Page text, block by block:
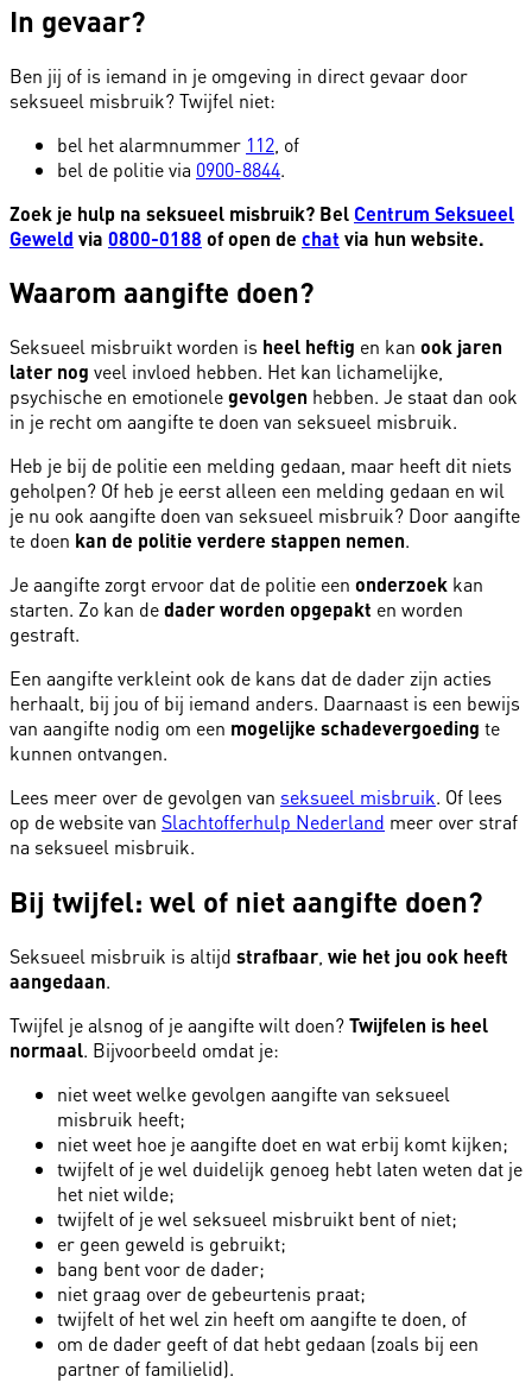
In gevaar?
Ben jij of is iemand in je omgeving in direct gevaar door
seksueel misbruik? Twijfel niet:
bel het alarmnummer 112 , of
bel de politie via 0900-8844.
Zoek je hulp na seksueel misbruik? Bel Centrum Seksueel
Geweld via 0800-0188 of open de chat via hun website.
Waarom aangifte doen?
Seksueel misbruikt worden is heel heftig en kan ook jaren
later nog veel invloed hebben. Het kan lichamelijke,
psychische en emotionelegevolgen hebben. Je staat dan ook
in je recht om aangifte te doen van seksueel misbruik.
Heb je bij de politie een melding gedaan, maar heeft dit niets
geholpen? Of heb je eerst alleen een melding gedaan en wil
je nu ook aangifte doen van seksueel misbruik? Door aangifte
te doen kan de politie verdere stappen nemen.
Je aangifte zorgt ervoor dat de politie een onderzoek kan
starten. Zo kan dedader worden opgepakt en worden
gestraft.
Een aangifte verkleint ook de kans dat de dader zijn acties
herhaalt, bij jou of bij iemand anders. Daarnaast is een bewijs
van aangifte nodig om een mogelijke schadevergoeding te
kunnen ontvangen.
Lees meer over de gevolgen van seksueel misbruik. Of lees
op de website van Slachtofferhulp Nederland meer over straf
na seksueel misbruik.
Bij twijfel: wel of niet aangifte doen?
Seksueel misbruik is altijd strafbaar wie het jou ook heeft
aangedaan.
Twijfel je alsnog of je aangifte wilt doen?Twijfelen is heel
normaal. Bijvoorbeeld omdat je:
niet weet welke gevolgen aangifte van seksueel
misbruik heeft;
niet weet hoe je aangifte doet en wat erbij komt kijken;
twijfelt of je wel duidelijk genoeg hebt laten weten dat je
het niet wilde;
twijfelt of je wel seksueel misbruikt bent of niet;
er geen geweld is gebruikt;
bang bent voor de dader;
niet graag over de gebeurtenis praat;
twijfelt of het wel zin heeft om aangifte te doen, of
om de dader geeft of dat hebt gedaan (zoals bij een
partner of familielid).